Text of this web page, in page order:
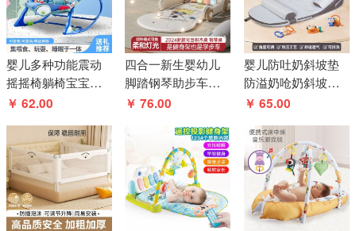
婴儿多种功能震动
摇摇椅躺椅宝宝安
抚哄睡神器电动音
￥ 62.00
四合一新生婴幼儿
脚踏钢琴助步车学
步车0-3岁女宝宝健
￥ 76.00
婴儿防吐奶斜坡垫
防溢奶呛奶斜坡枕
新生儿躺喂奶神器
￥ 65.00